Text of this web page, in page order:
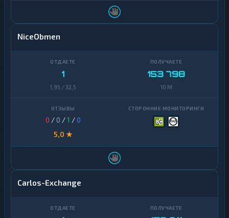
NiceObmen
1
1,95 / 32,5
153 798
10 M
0 / 0 /1 /0
5,0 ★
Carlos-Exchange